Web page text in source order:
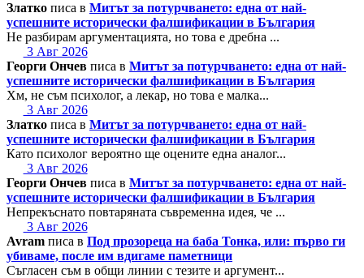
Златко писа в Митът за потурчването: една от най-
успешните исторически фалшификации в България
Не разбирам аргументацията, но това е дребна ...
3 Авг 2026
Георги Ончев писа в Митът за потурчването: една от най-
успешните исторически фалшификации в България
Хм, не съм психолог, а лекар, но това е малка...
3 Авг 2026
Златко писа в Митът за потурчването: една от най-
успешните исторически фалшификации в България
Като психолог вероятно ще оцените една аналог...
3 Авг 2026
Георги Ончев писа в Митът за потурчването: една от най-
успешните исторически фалшификации в България
Непрекъснато повтаряната съвременна идея, че ...
3 Авг 2026
Avram писа в Под прозореца на баба Тонка, или: първо ги
убиваме, после им вдигаме паметници
Съгласен съм в общи линии с тезите и аргумент...